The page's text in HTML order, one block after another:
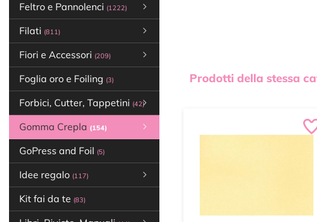
Feltro e Pannolenci (1222)
Filati (811)
Fiori e Accessori (209)
Foglia oro e Foiling (3)
Forbici, Cutter, Tappetini (42)
Gomma Crepla (154)
GoPress and Foil (5)
Idee regalo (117)
Kit fai da te (83)
Prodotti della stessa